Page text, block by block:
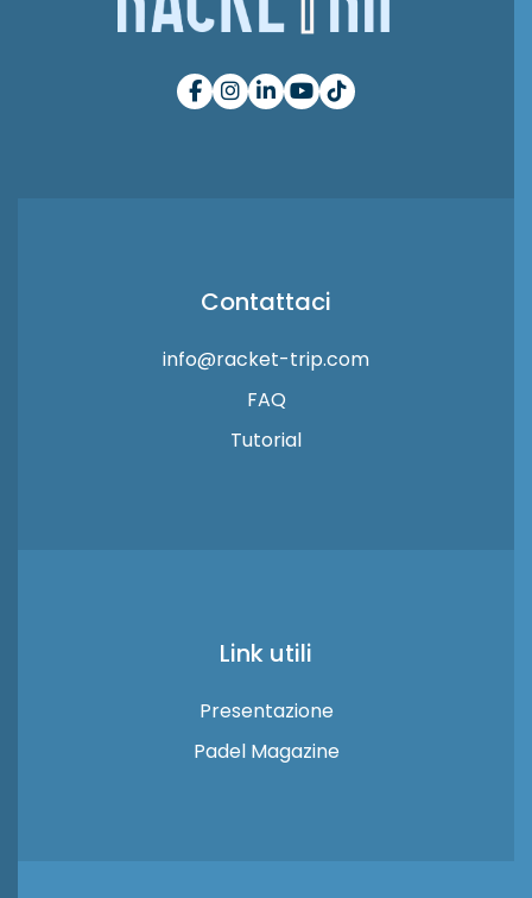
Contattaci
info@racket-trip.com
FAQ
Tutorial
Link utili
Presentazione
Padel Magazine